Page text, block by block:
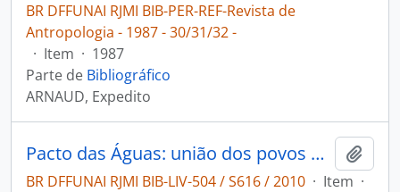
BR DFFUNAI RJMI BIB-PER-REF-Revista de
Antropologia - 1987 - 30/31/32 -
· Item · 1987
Parte de Bibliográfico
ARNAUD, Expedito
Pacto das Águas: união dos povos da floresta para a proteção dos formadores dos rios Madeira e Tapajós, noroeste da Amazônia matogrossense.
BR DFFUNAI RJMI BIB-LIV-504 / S616 / 2010 · Item ·